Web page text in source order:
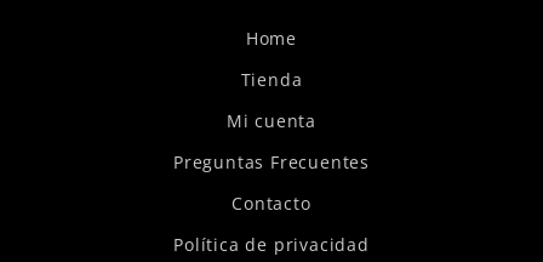
Home
Tienda
Mi cuenta
Preguntas Frecuentes
Contacto
Política de privacidad